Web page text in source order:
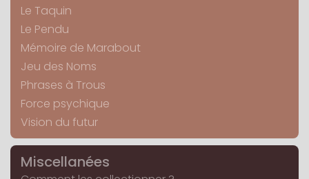
Le Taquin
Le Pendu
Mémoire de Marabout
Jeu des Noms
Phrases à Trous
Force psychique
Vision du futur
Miscellanées